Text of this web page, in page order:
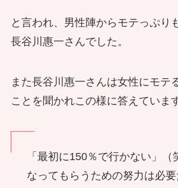
と言われ、男性陣からモテっぷり
長谷川惠一さんでした。
また長谷川惠一さんは女性にモテ
ことを聞かれこの様に答えていま
「最初に150％で行かない」（
なってもらうための努力は必